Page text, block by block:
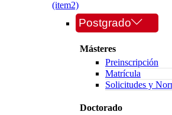
(item2)
Postgrado
Másteres
Preinscripción
Matrícula
Solicitudes y
Doctorado